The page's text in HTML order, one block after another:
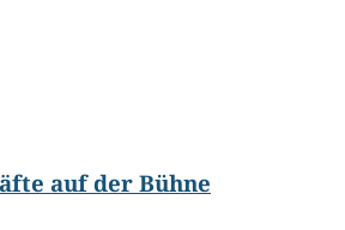
auf der Bühne